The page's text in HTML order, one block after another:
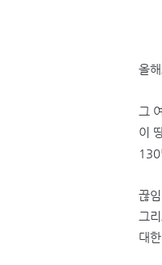
올
그
이
130
끊
그
대